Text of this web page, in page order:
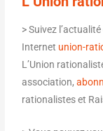
> Suivez
Internet union-
L’Union
association,
rationalistes et